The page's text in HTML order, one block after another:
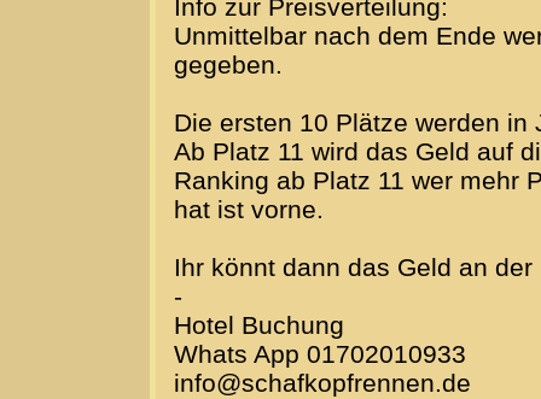
Info zur Preisverteilung:
Unmittelbar nach dem Ende
gegeben.
Die ersten 10 Plätze werden in
Ab Platz 11 wird das Geld auf
Ranking ab Platz 11 wer mehr
hat ist vorne.
Ihr könnt dann das Geld an
-
Hotel Buchung
Whats App 01702010933
info@schafkopfrennen.de